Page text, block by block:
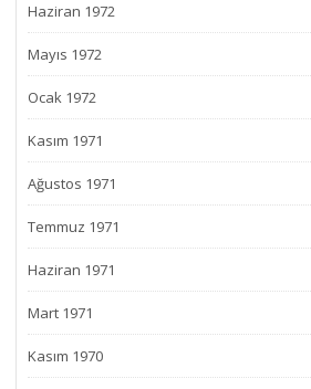
Haziran 1972
Mayıs 1972
Ocak 1972
Kasım 1971
Ağustos 1971
Temmuz 1971
Haziran 1971
Mart 1971
Kasım 1970